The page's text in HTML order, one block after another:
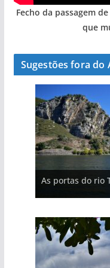
Fecho da passagem
que
Sugestões fora do
As portas do rio
A piscina
A aldeia mais
vídeo)